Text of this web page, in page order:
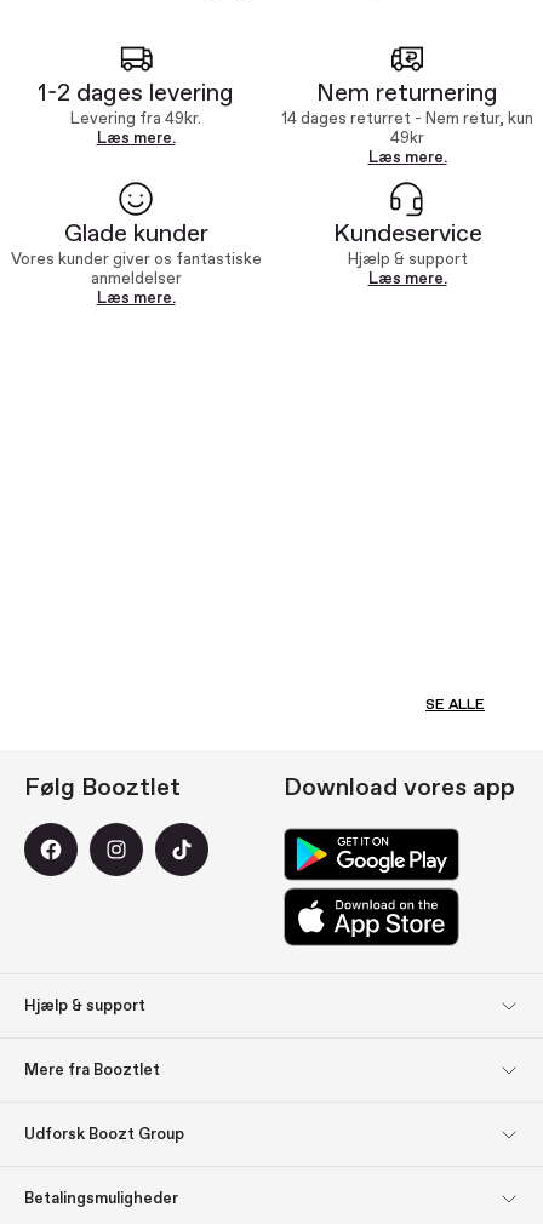
1-2 dages levering
Levering fra 49kr.
Læs mere.
Nem returnering
14 dages returret - Nem retur, kun
49kr
Læs mere.
Glade kunder
Vores kunder giver os fantastiske
anmeldelser
Læs mere.
Kundeservice
Hjælp & support
Læs mere.
SE ALLE
Hjælp & support
Mere fra Booztlet
nyhedsbreve
Udforsk Boozt Group
Følg Booztlet Download vores app
Betalingsmuligheder